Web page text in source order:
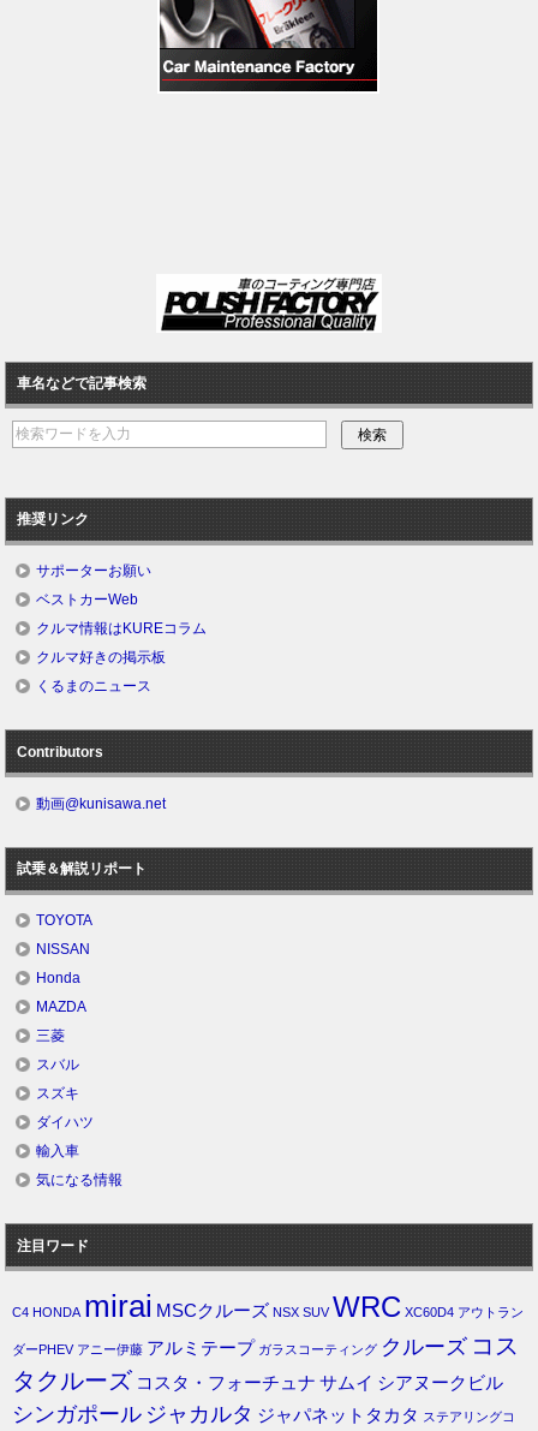
車名などで記事検索
推奨リンク
サポーターお願い
ベストカーWeb
クルマ情報はKUREコラム
クルマ好きの掲示板
くるまのニュース
Contributors
動画@kunisawa.net
試乗＆解説リポート
TOYOTA
NISSAN
Honda
MAZDA
三菱
スバル
スズキ
ダイハツ
輸入車
気になる情報
注目ワード
C4 HONDA mirai MSCクルーズ NSX SUV WRC XC60D4 アウトラン
ダーPHEV アニー伊藤 アルミテープ ガラスコーティング クルーズ コス
タクルーズ コスタ・フォーチュナ サムイ シアヌークビル
シンガポール ジャカルタ ジャパネットタカタ ステアリングコ